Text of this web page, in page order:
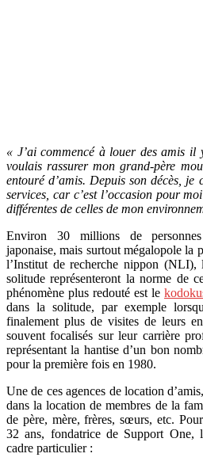
« J’ai commencé à louer des amis il
voulais rassurer mon grand-père
entouré d’amis. Depuis son décès,
services, car c’est l’occasion pour
différentes de celles de mon
Environ 30 millions de
japonaise, mais surtout mégalopole la
l’Institut de recherche nippon (NLI),
solitude représenteront la norme de
phénomène plus redouté est le
dans la solitude, par exemple
finalement plus de visites de leurs
souvent focalisés sur leur carrière
représentant la hantise d’un bon
pour la première fois en 1980.
Une de ces agences de location d’amis,
dans la location de membres de la
de père, mère, frères, sœurs, etc.
32 ans, fondatrice de Support One,
cadre particulier :